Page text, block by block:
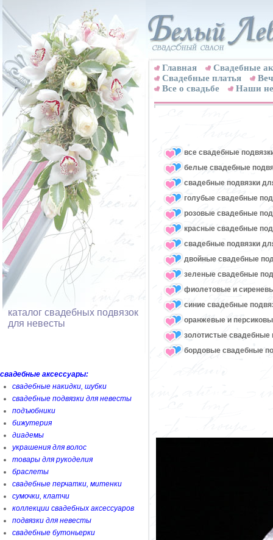
каталог свадебных подвязок
для невесты
свадебные аксессуары:
свадебные накидки, шубки
свадебные подвязки для невесты
подъюбники
бижутерия
диадемы
украшения для волос
товары для рукоделия
браслеты
свадебные перчатки, митенки
сумочки, клатчи
коллекции свадебных аксессуаров
подвязки для невесты
свадебные бутоньерки
Главная
Свадебные
Cвадебные платья
Все о свадьбе
Наши
все свадебные
белые свадебные
свадебные подвязки
голубые свадебные
розовые свадебные
красные свадебные
свадебные подвязки
двойные свадебные
зеленые свадебные
фиолетовые и
синие свадебные
оранжевые и
золотистые свадебные
бордовые свадебные